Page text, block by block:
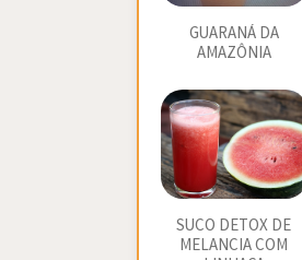
GUARANÁ DA
AMAZÔNIA
SUCO DETOX DE
MELANCIA COM